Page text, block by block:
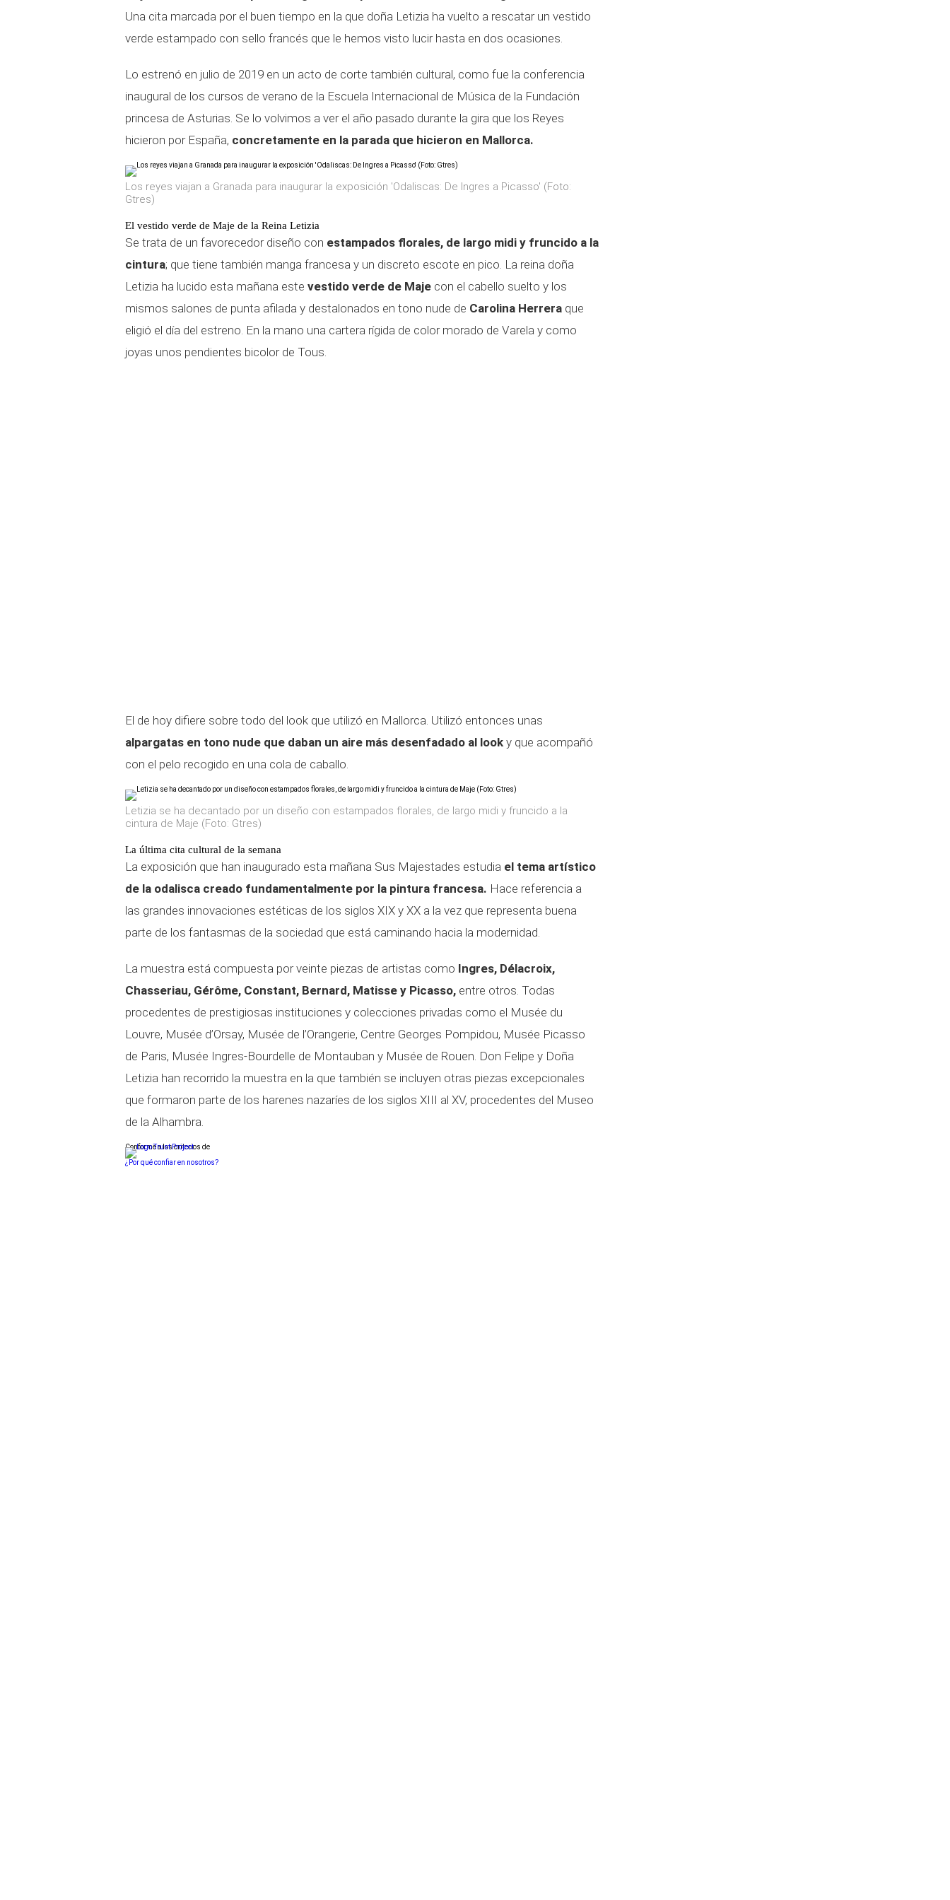
Una cita marcada por el buen tiempo en la que doña Letizia ha vuelto a rescatar un vestido
verde estampado con sello francés que le hemos visto lucir hasta en dos ocasiones.
Lo estrenó en julio de 2019 en un acto de corte también cultural, como fue la conferencia
inaugural de los cursos de verano de la Escuela Internacional de Música de la Fundación
princesa de Asturias. Se lo volvimos a ver el año pasado durante la gira que los Reyes
hicieron por España, concretamente en la parada que hicieron en Mallorca.
Los reyes viajan a Granada para inaugurar la exposición 'Odaliscas: De Ingres a Picasso' (Foto:
Gtres)
El vestido verde de Maje de la Reina Letizia
Se trata de un favorecedor diseño con estampados florales, de largo midi y fruncido a la
cintura; que tiene también manga francesa y un discreto escote en pico. La reina doña
Letizia ha lucido esta mañana este vestido verde de Maje con el cabello suelto y los
mismos salones de punta afilada y destalonados en tono nude de Carolina Herrera que
eligió el día del estreno. En la mano una cartera rígida de color morado de Varela y como
joyas unos pendientes bicolor de Tous.
El de hoy difiere sobre todo del look que utilizó en Mallorca. Utilizó entonces unas
alpargatas en tono nude que daban un aire más desenfadado al look y que acompañó
con el pelo recogido en una cola de caballo.
Letizia se ha decantado por un diseño con estampados florales, de largo midi y fruncido a la
cintura de Maje (Foto: Gtres)
La última cita cultural de la semana
La exposición que han inaugurado esta mañana Sus Majestades estudia el tema artístico
de la odalisca creado fundamentalmente por la pintura francesa. Hace referencia a
las grandes innovaciones estéticas de los siglos XIX y XX a la vez que representa buena
parte de los fantasmas de la sociedad que está caminando hacia la modernidad.
La muestra está compuesta por veinte piezas de artistas como Ingres, Délacroix,
Chasseriau, Gérôme, Constant, Bernard, Matisse y Picasso, entre otros. Todas
procedentes de prestigiosas instituciones y colecciones privadas como el Musée du
Louvre, Musée d’Orsay, Musée de l’Orangerie, Centre Georges Pompidou, Musée Picasso
de Paris, Musée Ingres-Bourdelle de Montauban y Musée de Rouen. Don Felipe y Doña
Letizia han recorrido la muestra en la que también se incluyen otras piezas excepcionales
que formaron parte de los harenes nazaríes de los siglos XIII al XV, procedentes del Museo
de la Alhambra.
Conforme a los criterios de
¿Por qué confiar en nosotros?